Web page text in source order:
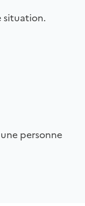
situation.
personne